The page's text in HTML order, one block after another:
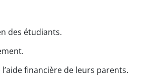
des étudiants.
financière de leurs parents.